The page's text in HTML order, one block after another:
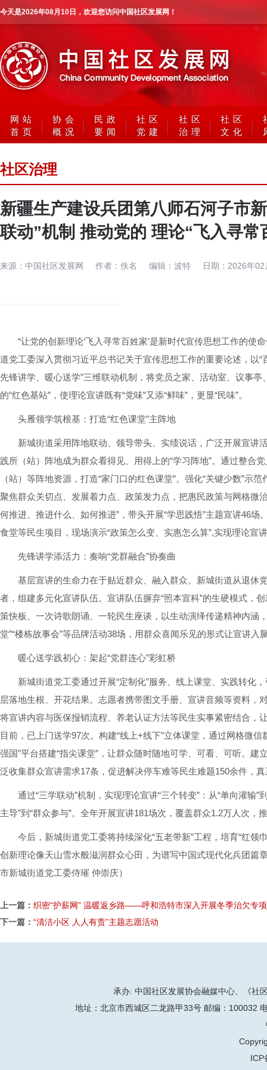
今天是2026年08月10日 ，欢迎您访问中国社区发展网！
网站
首页
协会
概况
民政
要闻
社区
党建
社区
治理
社区
文化
社区治理
新疆生产建设兵团第八师石河子市
联动”机制 推动党的 理论“飞入寻常
来源： 中国社区发展网 作者： 佚名 编辑： 波特 日期： 2026年02
“让党的创新理论‘飞入寻常百姓家’是新时代宣传思想工作的使
道党工委深入贯彻习近平总书记关于宣传思想工作的重要论述，以
先锋讲学、暖心送学”三维联动机制，将党员之家、活动室、议事
的“红色基站”，使理论宣讲既有“党味”又添“鲜味”，更显“民味”。
头雁领学筑根基：打造“红色课堂”主阵地
新城街道采用阵地联动、领导带头、实绩说话，广泛开展宣讲
践所（站）阵地成为群众看得见、用得上的“学习阵地”。通过整合
（站）等阵地资源，打造“家门口的红色课堂”。强化“关键少数”示
聚焦群众关切点、发展着力点、政策发力点，把惠民政策与网格微
何推进、推进什么、如何推进”，带头开展“学思践悟”主题宣讲46场
食堂等民生项目，现场演示“政策怎么变、实惠怎么算”,实现理论宣
先锋讲学添活力：奏响“党群融合”协奏曲
基层宣讲的生命力在于贴近群众、融入群众。新城街道从退休
者，组建多元化宣讲队伍。宣讲队伍摒弃“照本宣科”的生硬模式，
策快板、一次诗歌朗诵、一轮民生座谈，以生动演绎传递精神内涵
堂”“楼栋故事会”等品牌活动38场，用群众喜闻乐见的形式让宣讲入
暖心送学践初心：架起“党群连心”彩虹桥
新城街道党工委通过开展“定制化”服务、线上课堂、实践转化
层落地生根、开花结果。志愿者携带图文手册、宣讲音频等资料，
将宣讲内容与医保报销流程、养老认证方法等民生实事紧密结合，
目前，已上门送学97次。构建“线上+线下”立体课堂，通过网格微
强国”平台搭建“指尖课堂”，让群众随时随地可学、可看、可听。
泛收集群众宣讲需求17条，促进解决停车难等民生难题150余件，
通过“三学联动”机制，实现理论宣讲“三个转变”：从“单向灌输”
主导”到“群众参与”。全年开展宣讲181场次，覆盖群众1.2万人次，
今后，新城街道党工委将持续深化“五老带新”工程，培育“红领
创新理论像天山雪水般滋润群众心田，为谱写中国式现代化兵团篇
市新城街道党工委侍璀 仲崇庆）
上一篇： 织密“护薪网” 温暖返乡路——呼和浩特市深入开展冬季治欠专
下一篇： “清洁小区 人人有责”主题志愿活动
承办: 中国社区发展协会融媒中心、《社
地址：北京市西城区二龙路甲33号 邮编：100032
ICP